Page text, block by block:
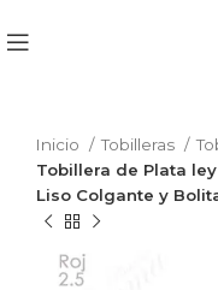
Inicio Tobilleras
Tobillera de Plata
Liso Colgante y